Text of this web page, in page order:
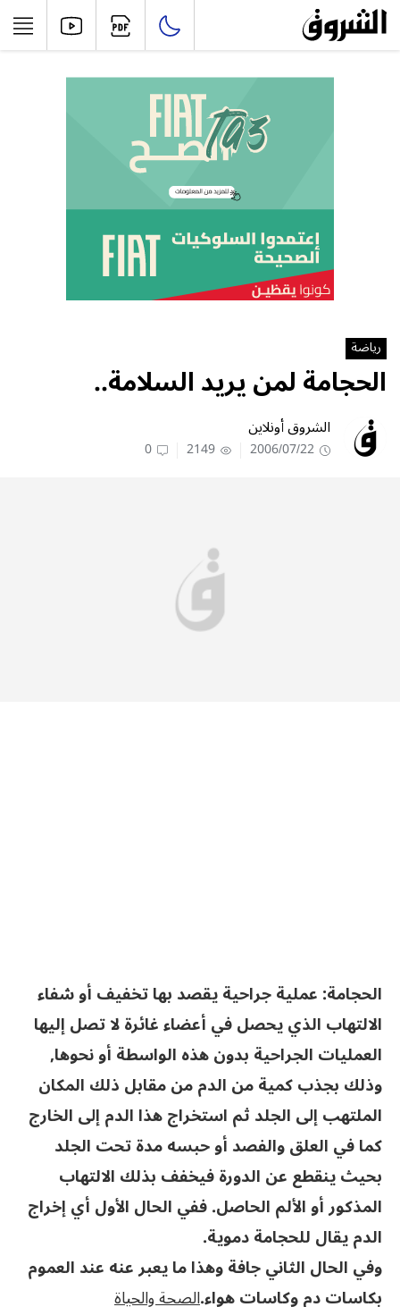
رياضة
الحجامة لمن يريد السلامة..
الشروق أونلاين
2006/07/22
2149
0
الحجامة: عملية جراحية يقصد بها تخفيف أو شفاء
الالتهاب الذي يحصل في أعضاء غائرة لا تصل إليها
العمليات الجراحية بدون هذه الواسطة أو نحوها,
وذلك بجذب كمية من الدم من مقابل ذلك المكان
الملتهب إلى الجلد ثم استخراج هذا الدم إلى الخارج
كما في العلق والفصد أو حبسه مدة تحت الجلد
بحيث ينقطع عن الدورة فيخفف بذلك الالتهاب
المذكور أو الألم الحاصل. ففي الحال الأول أي إخراج
الدم يقال للحجامة دموية.
وفي الحال الثاني جافة وهذا ما يعبر عنه عند العموم
بكاسات دم وكاسات هواء.الصحة والحياة